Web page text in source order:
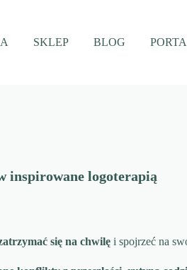
SKLEP BLOG
inspirowane logoterapią
się na chwilęi spojrzeć na